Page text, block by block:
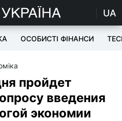
UA
ОСОБИСТІ ФІНАНСИ
пройдет
введения
экономии